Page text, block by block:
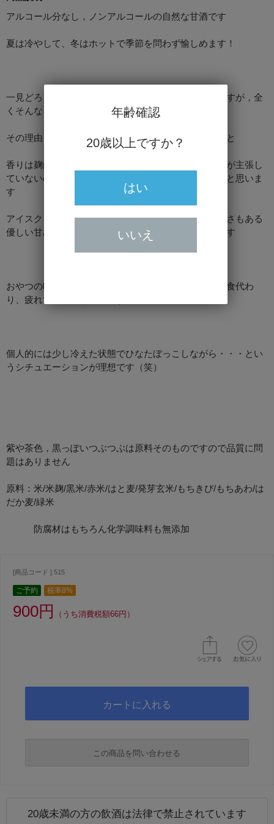
アルコール分なし，ノンアルコールの自然な甘酒です
夏は冷やして、冬はホットで季節を問わず愉しめます！
一見どろどろとした見た目から飲みづらさを連想しますが，全
くそんなことはありません！
その理由も糖類無添加で原料の持つ甘みだけということ
香りは麹由来の甘酒独特の香りですが，それほど香りが主張し
ていないのでその香りが苦手な方でも比較的大丈夫かと思いま
す
アイスクリームっぽくて大福っぽくてヨーグルトっぽさもある
優しい甘みときれいな酸味でバランスの良い味わいです
おやつの時，食後のデザート代わりや，忙しい朝の朝食代わ
り、疲れてる時にも最適です！
個人的には少し冷えた状態でひなたぼっこしながら・・・とい
うシチュエーションが理想です（笑）
紫や茶色，黒っぽいつぶつぶは原料そのものですので品質に問
題はありません
原料：米/米麹/黒米/赤米/はと麦/発芽玄米/もちきび/もちあわ/は
だか麦/緑米
防腐材はもちろん化学調味料も無添加
[商品コード ] 515
ご予約 税率8%
900円 （うち消費税額66円）
この商品を問い合わせる
必須
20歳未満の方の飲酒は法律で禁止されています
年齢確認
20歳以上ですか？
はい
いいえ